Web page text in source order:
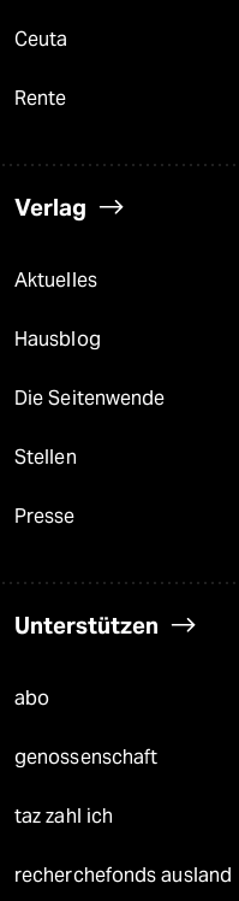
Ceuta
Rente
Verlag
Aktuelles
Hausblog
Die Seitenwende
Stellen
Presse
Unterstützen
abo
genossenschaft
taz zahl ich
recherchefonds ausland